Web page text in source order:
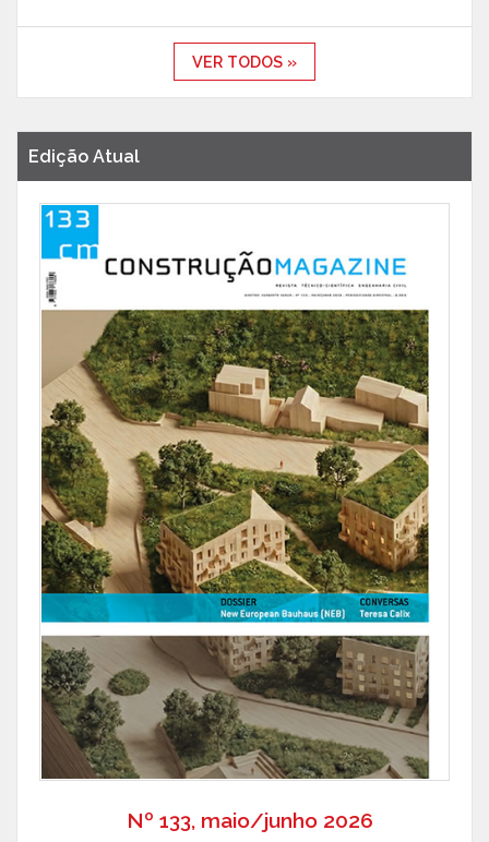
VER TODOS »
Edição Atual
Nº 133, maio/junho 2026